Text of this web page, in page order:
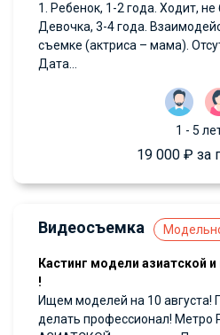
1. Ребенок, 1-2 года. Ходит, не
Девочка, 3-4 года.
съемке (актриса – мама).
Дата...
1 - 5
19 000 ₽ за
Видеосъемка
Кастинг модели азиатской
!
Ищем моделей на 10 августа!
делать профессионал! Метро